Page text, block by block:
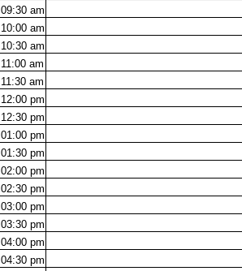
09:30 am
10:00 am
10:30 am
11:00 am
11:30 am
12:00 pm
12:30 pm
01:00 pm
01:30 pm
02:00 pm
02:30 pm
03:00 pm
03:30 pm
04:00 pm
04:30 pm